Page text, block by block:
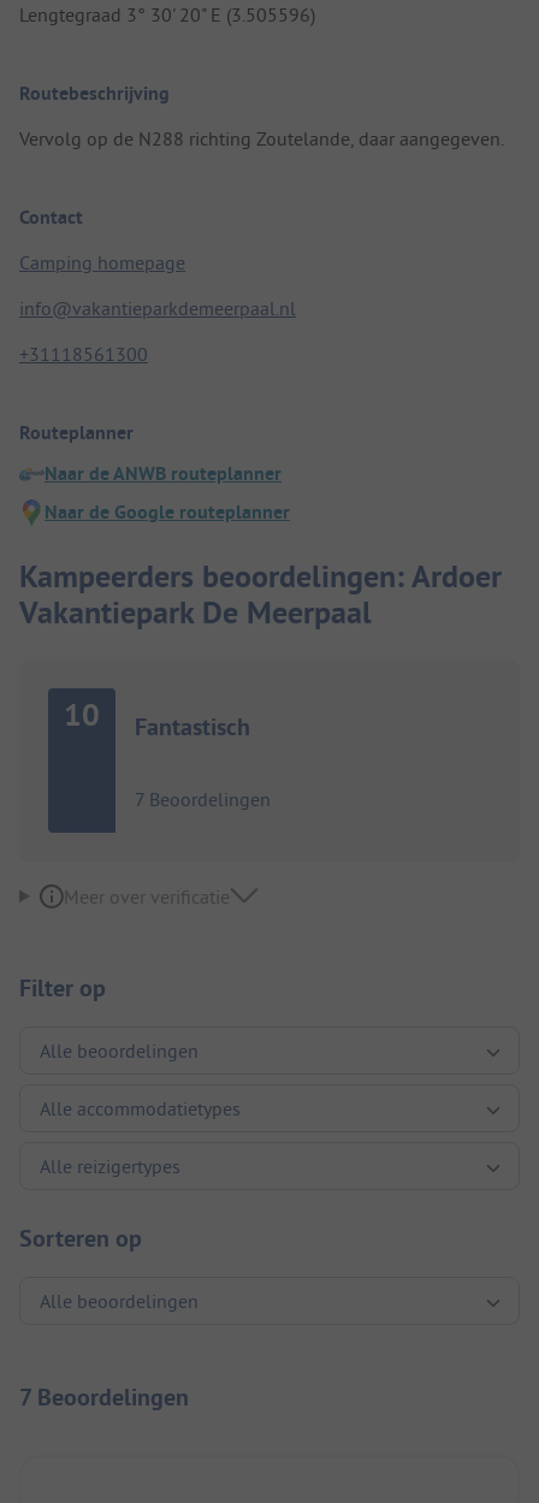
Lengtegraad 3° 30' 20" E (3.505596)
Routebeschrijving
Vervolg op de N288 richting Zoutelande, daar aangegeven.
Contact
Camping homepage
info@vakantieparkdemeerpaal.nl
+31118561300
Routeplanner
Naar de ANWB routeplanner
Naar de Google routeplanner
Kampeerders beoordelingen: Ardoer
Vakantiepark De Meerpaal
10 Fantastisch
7 Beoordelingen
Meer over verificatie
Filter op
Sorteren op
7 Beoordelingen